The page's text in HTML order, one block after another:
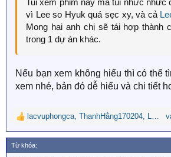
Tui xem phim này mà tui nhức nhức
vì Lee so Hyuk quá sẹc xy, và cả
Mong hai anh chị sẽ tái hợp thành
trong 1 dự án khác.
Nếu bạn xem không hiểu thì có thể
xem nhé, bản đó dễ hiểu và chi tiết
R
e
a
c
lacvuphongca, ThanhHằng170204, Lunarchen
Từ khóa: